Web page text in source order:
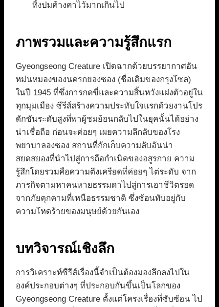
ทิ้งปมค้างคาไว้มากเกินไป
ภาพรวมและความรู้สึกแรก
Gyeongseong Creature เปิดฉากด้วยบรรยากาศอัน
หม่นหมองของนครกยองซอง (ชื่อเดิมของกรุงโซล)
ในปี 1945 ที่ซึ่งการกดขี่และความสิ้นหวังแฝงตัวอยู่ใน
ทุกมุมเมือง ซีรีส์สร้างความประทับใจแรกด้วยงานโปร
ดักชันระดับสูงที่พาผู้ชมย้อนกลับไปในยุคนั้นได้อย่าง
น่าเชื่อถือ ก่อนจะค่อยๆ เผยความลึกลับของโรง
พยาบาลองซอง สถานที่กักเก็บความลับอันน่า
สยดสยองที่นำไปสู่การถือกำเนิดของอสูรกาย ความ
รู้สึกโดยรวมคือความตึงเครียดที่ค่อยๆ ไต่ระดับ จาก
ภารกิจตามหาคนหายธรรมดาไปสู่การเอาชีวิตรอด
จากภัยคุกคามที่เหนือธรรมชาติ ซึ่งซ้อนทับอยู่กับ
ความโหดร้ายของมนุษย์ด้วยกันเอง
บทวิจารณ์เชิงลึก
การวิเคราะห์ซีรีส์เรื่องนี้จำเป็นต้องมองลึกลงไปใน
องค์ประกอบต่างๆ ที่ประกอบกันขึ้นเป็นโลกของ
Gyeongseong Creature ตั้งแต่โครงเรื่องที่ซับซ้อน ไป